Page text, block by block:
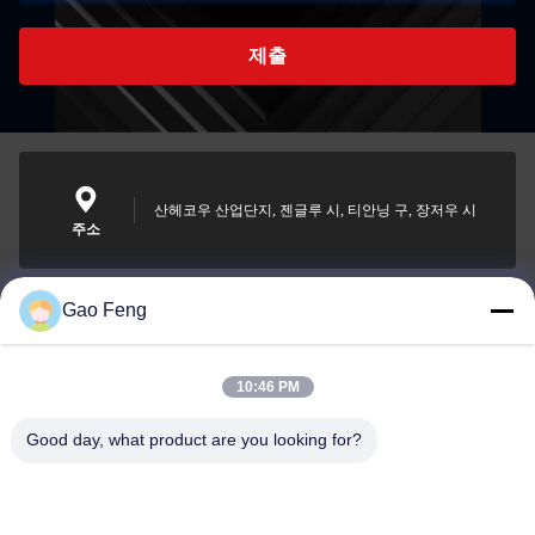
제출
주소
산헤코우 산업단지, 젠글루 시, 티안닝 구, 장저우 시
suli@sulidry.com
Gao Feng
10:46 PM
Good day, what product are you looking for?